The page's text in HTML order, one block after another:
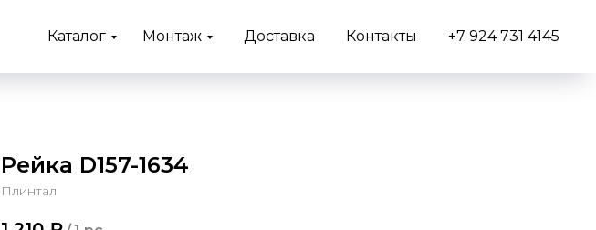
Каталог Монтаж Доставка Контакты +7 924 731 4145
Рейка D157-1634
Плинтал